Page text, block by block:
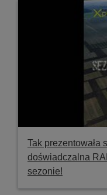
Tak prezentowała
doświadczalna
sezonie!